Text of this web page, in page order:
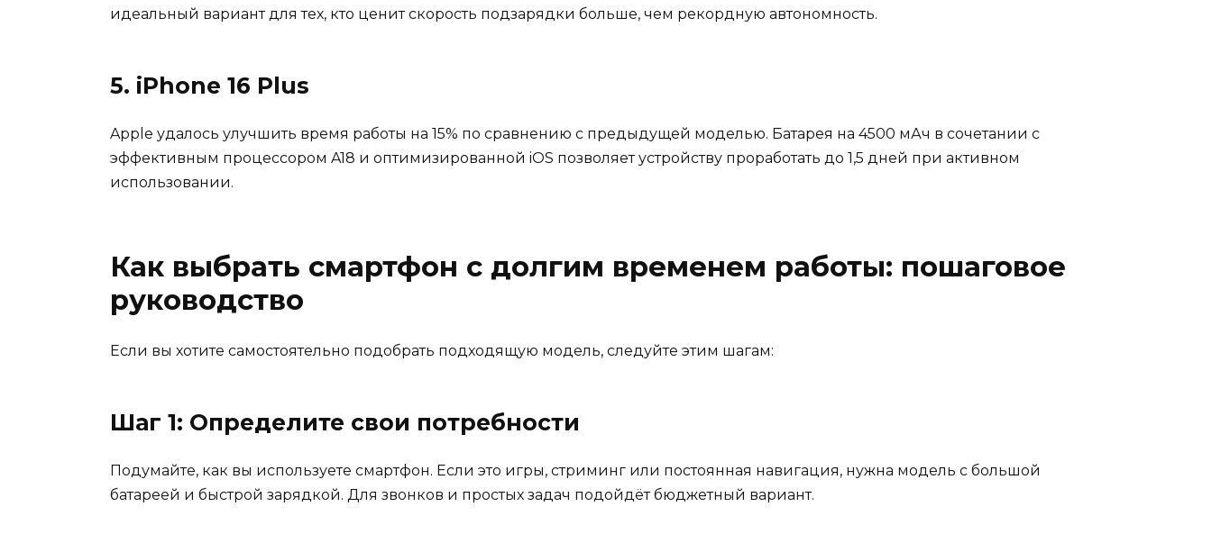
идеальный вариант для тех, кто ценит скорость подзарядки больше, чем рекордную автономность.
5. iPhone 16 Plus
Apple удалось улучшить время работы на 15% по сравнению с предыдущей моделью. Батарея на 4500 мАч в сочетании с
эффективным процессором A18 и оптимизированной iOS позволяет устройству проработать до 1,5 дней при активном
использовании.
Как выбрать смартфон с долгим временем работы: пошаговое
руководство
Если вы хотите самостоятельно подобрать подходящую модель, следуйте этим шагам:
Шаг 1: Определите свои потребности
Подумайте, как вы используете смартфон. Если это игры, стриминг или постоянная навигация, нужна модель с большой
батареей и быстрой зарядкой. Для звонков и простых задач подойдёт бюджетный вариант.